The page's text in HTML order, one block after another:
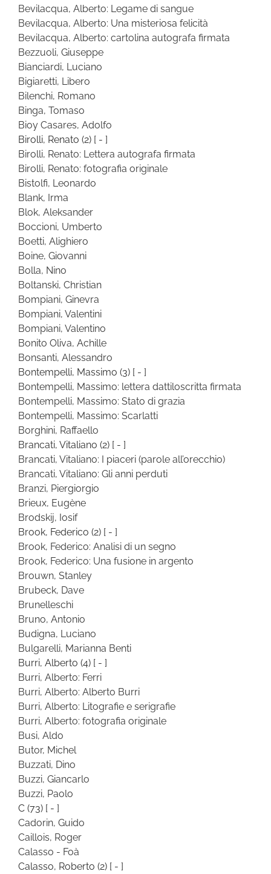
Bevilacqua, Alberto: Legame di sangue
Bevilacqua, Alberto: Una misteriosa felicità
Bevilacqua, Alberto: cartolina autografa firmata
Bezzuoli, Giuseppe
Bianciardi, Luciano
Bigiaretti, Libero
Bilenchi, Romano
Binga, Tomaso
Bioy Casares, Adolfo
Birolli, Renato (2) [ - ]
Birolli, Renato: Lettera autografa firmata
Birolli, Renato: fotografia originale
Bistolfi, Leonardo
Blank, Irma
Blok, Aleksander
Boccioni, Umberto
Boetti, Alighiero
Boine, Giovanni
Bolla, Nino
Boltanski, Christian
Bompiani, Ginevra
Bompiani, Valentini
Bompiani, Valentino
Bonito Oliva, Achille
Bonsanti, Alessandro
Bontempelli, Massimo (3) [ - ]
Bontempelli, Massimo: lettera dattiloscritta firmata
Bontempelli, Massimo: Stato di grazia
Bontempelli, Massimo: Scarlatti
Borghini, Raffaello
Brancati, Vitaliano (2) [ - ]
Brancati, Vitaliano: I piaceri (parole all’orecchio)
Brancati, Vitaliano: Gli anni perduti
Branzi, Piergiorgio
Brieux, Eugène
Brodskij, Iosif
Brook, Federico (2) [ - ]
Brook, Federico: Analisi di un segno
Brook, Federico: Una fusione in argento
Brouwn, Stanley
Brubeck, Dave
Brunelleschi
Bruno, Antonio
Budigna, Luciano
Bulgarelli, Marianna Benti
Burri, Alberto (4) [ - ]
Burri, Alberto: Ferri
Burri, Alberto: Alberto Burri
Burri, Alberto: Litografie e serigrafie
Burri, Alberto: fotografia originale
Busi, Aldo
Butor, Michel
Buzzati, Dino
Buzzi, Giancarlo
Buzzi, Paolo
C (73) [ - ]
Cadorin, Guido
Caillois, Roger
Calasso - Foà
Calasso, Roberto (2) [ - ]